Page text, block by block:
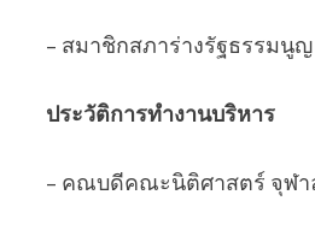
– สมาชิกสภาร่างรัฐธรรม
ประวัติการทำงานบริหาร
– คณบดีคณะนิติศาสตร์ จุฬ